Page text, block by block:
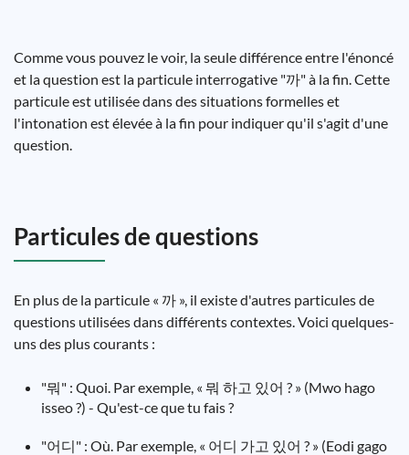
Comme vous pouvez le voir, la seule différence entre l'énoncé
et la question est la particule interrogative "까" à la fin. Cette
particule est utilisée dans des situations formelles et
l'intonation est élevée à la fin pour indiquer qu'il s'agit d'une
question.
Particules de questions
En plus de la particule « 까 », il existe d'autres particules de
questions utilisées dans différents contextes. Voici quelques-
uns des plus courants :
"뭐" : Quoi. Par exemple, « 뭐 하고 있어 ? » (Mwo hago
isseo ?) - Qu'est-ce que tu fais ?
"어디" : Où. Par exemple, « 어디 가고 있어 ? » (Eodi gago